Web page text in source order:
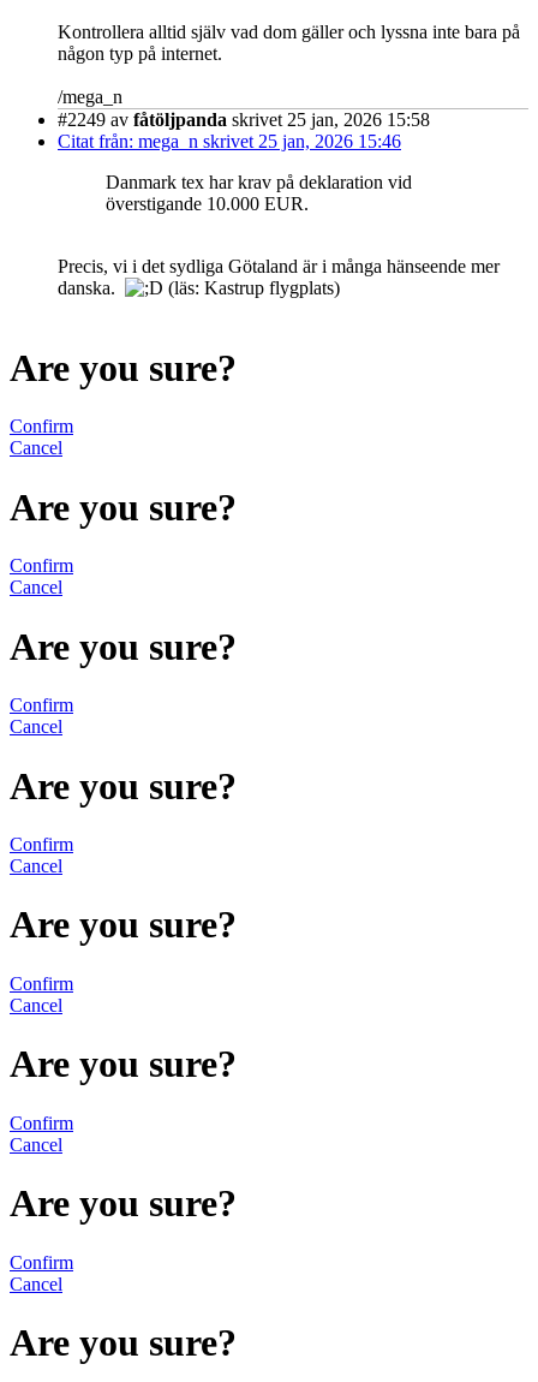
Kontrollera alltid själv vad dom gäller och lyssna inte bara på
någon typ på internet.
/mega_n
#2249 av fåtöljpanda skrivet 25 jan, 2026 15:58
Citat från: mega_n skrivet 25 jan, 2026 15:46
Danmark tex har krav på deklaration vid
överstigande 10.000 EUR.
Precis, vi i det sydliga Götaland är i många hänseende mer
danska.
(läs: Kastrup flygplats)
Are you sure?
Confirm
Cancel
Are you sure?
Confirm
Cancel
Are you sure?
Confirm
Cancel
Are you sure?
Confirm
Cancel
Are you sure?
Confirm
Cancel
Are you sure?
Confirm
Cancel
Are you sure?
Confirm
Cancel
Are you sure?